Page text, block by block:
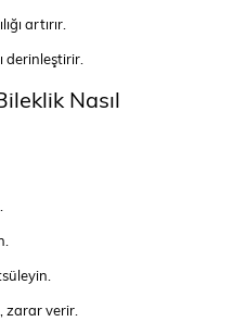
artırır.
derinleştirir.
Nasıl
zarar verir.